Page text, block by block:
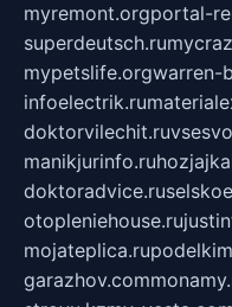
myremont.orgportal-
superdeutsch.ru
mypetslife.orgwarren-
infoelectrik.ru
doktorvilechit.ru
manikjurinfo.ru
doktoradvice.ru
otopleniehouse.ru
mojateplica.ru
garazhov.com